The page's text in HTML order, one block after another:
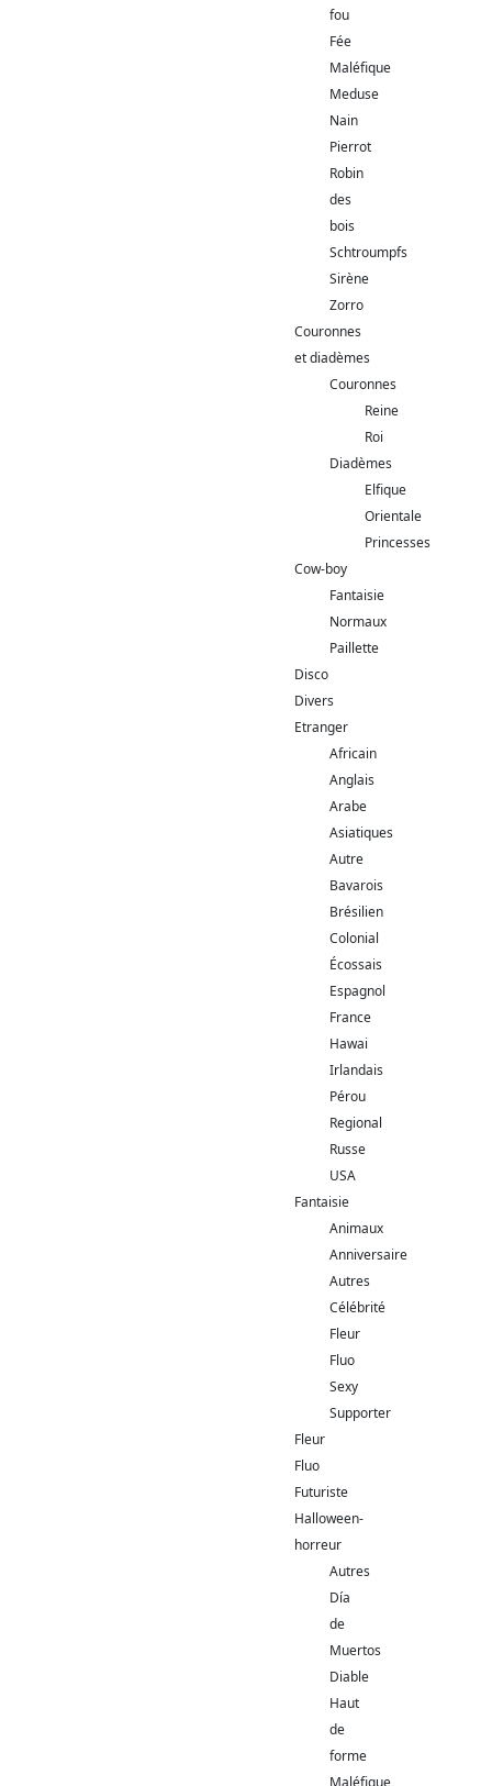
fou
Fée
Maléfique
Meduse
Nain
Pierrot
Robin
des
bois
Schtroumpfs
Sirène
Zorro
Couronnes
et diadèmes
Couronnes
Reine
Roi
Diadèmes
Elfique
Orientale
Princesses
Cow-boy
Fantaisie
Normaux
Paillette
Disco
Divers
Etranger
Africain
Anglais
Arabe
Asiatiques
Autre
Bavarois
Brésilien
Colonial
Écossais
Espagnol
France
Hawai
Irlandais
Pérou
Regional
Russe
USA
Fantaisie
Animaux
Anniversaire
Autres
Célébrité
Fleur
Fluo
Sexy
Supporter
Fleur
Fluo
Futuriste
Halloween-
horreur
Autres
Día
de
Muertos
Diable
Haut
de
forme
Maléfique